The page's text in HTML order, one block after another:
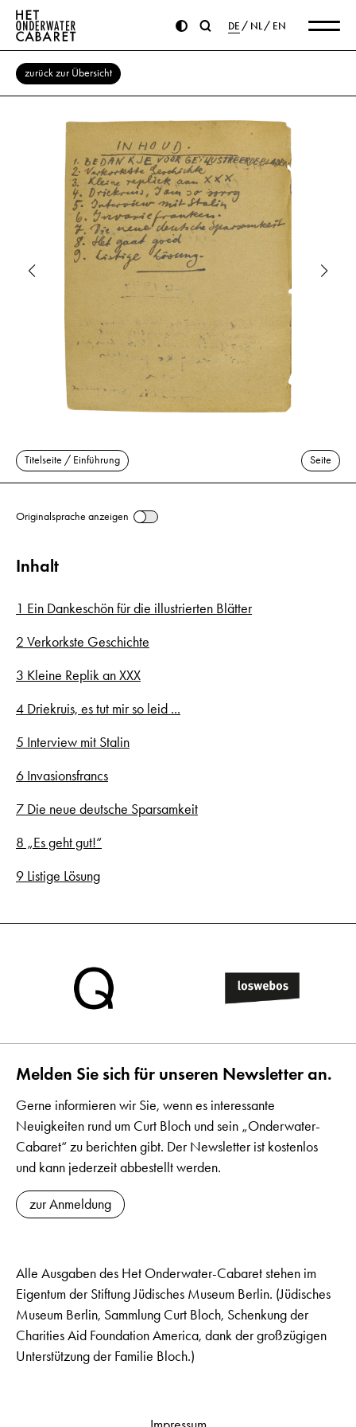
DE NL EN
zurück zur Übersicht
Titelseite / Einführung Seite
Originalsprache anzeigen
Inhalt
1 Ein Dankeschön für die illustrierten Blätter
2 Verkorkste Geschichte
3 Kleine Replik an XXX
4 Driekruis, es tut mir so leid ...
5 Interview mit Stalin
6 Invasionsfrancs
7 Die neue deutsche Sparsamkeit
8 „Es geht gut!“
9 Listige Lösung
Melden Sie sich für unseren Newsletter an.
Gerne informieren wir Sie, wenn es interessante
Neuigkeiten rund um Curt Bloch und sein „Onderwater-
Cabaret“ zu berichten gibt. Der Newsletter ist kostenlos
und kann jederzeit abbestellt werden.
zur Anmeldung
Alle Ausgaben des Het Onderwater-Cabaret stehen im
Eigentum der Stiftung Jüdisches Museum Berlin. (Jüdisches
Museum Berlin, Sammlung Curt Bloch, Schenkung der
Charities Aid Foundation America, dank der großzügigen
Unterstützung der Familie Bloch.)